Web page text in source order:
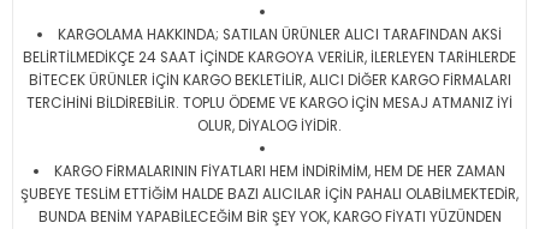
KARGOLAMA HAKKINDA; SATILAN ÜRÜNLER ALICI TARAFINDAN AKSİ
BELİRTİLMEDİKÇE 24 SAAT İÇİNDE KARGOYA VERİLİR, İLERLEYEN TARİHLERDE
BİTECEK ÜRÜNLER İÇİN KARGO BEKLETİLİR, ALICI DİĞER KARGO FİRMALARI
TERCİHİNİ BİLDİREBİLİR. TOPLU ÖDEME VE KARGO İÇİN MESAJ ATMANIZ İYİ
OLUR, DİYALOG İYİDİR.
KARGO FİRMALARININ FİYATLARI HEM İNDİRİMİM, HEM DE HER ZAMAN
ŞUBEYE TESLİM ETTİĞİM HALDE BAZI ALICILAR İÇİN PAHALI OLABİLMEKTEDİR,
BUNDA BENİM YAPABİLECEĞİM BİR ŞEY YOK, KARGO FİYATI YÜZÜNDEN